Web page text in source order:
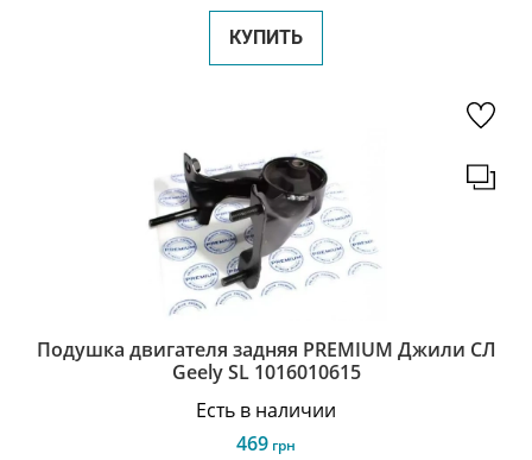
КУПИТЬ
Подушка двигателя задняя PREMIUM Джили СЛ
Geely SL 1016010615
Есть в наличии
469 грн